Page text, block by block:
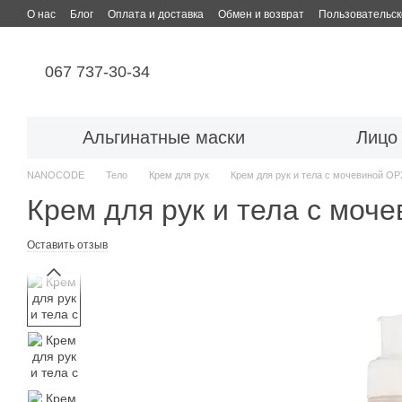
Перейти к основному контенту
О нас Блог Оплата и доставка Обмен и возврат
067 737-30-34
Альгинатные маски Лицо
NANOCODE Тело Крем для рук Крем для рук и тела с мочевиной
Крем для рук и тела с
Оставить отзыв